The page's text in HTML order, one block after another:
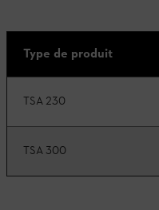
Type de produit
TSA 230
TSA 300